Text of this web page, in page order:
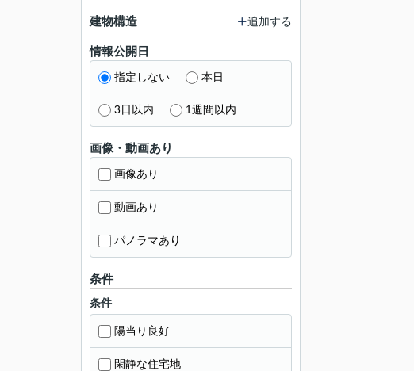
建物構造 追加する
情報公開日
指定しない 本日
3日以内 1週間以内
画像・動画あり
画像あり
動画あり
パノラマあり
条件
条件
陽当り良好
閑静な住宅地